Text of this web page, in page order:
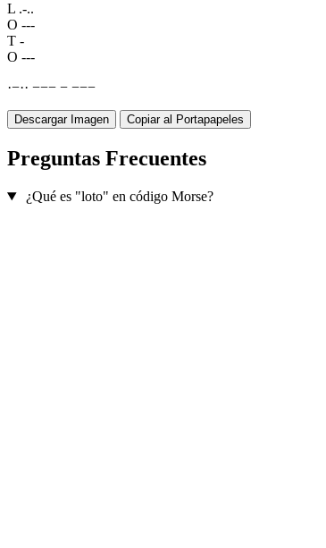
L .-..
O ---
T -
O ---
·−·· −−− − −−−
Descargar Imagen Copiar al Portapapeles
Preguntas Frecuentes
¿Qué es "loto" en código Morse?